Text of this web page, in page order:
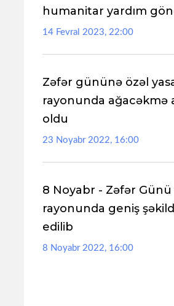
humanitar yardım
14 Fevral 2023, 22:00
Zəfər gününə özəl
rayonunda ağacəkmə
oldu
23 Noyabr 2022, 16:00
8 Noyabr - Zəfər Günü
rayonunda geniş
edilib
8 Noyabr 2022, 16:00